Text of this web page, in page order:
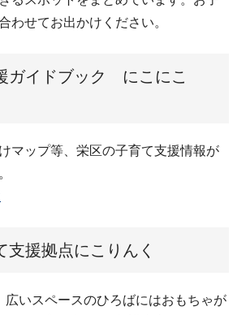
わせてお出かけください。
ガイドブック にこにこ
マップ等、栄区の子育て支援情報が
支援拠点にこりんく
広いスペースのひろばにはおもちゃが